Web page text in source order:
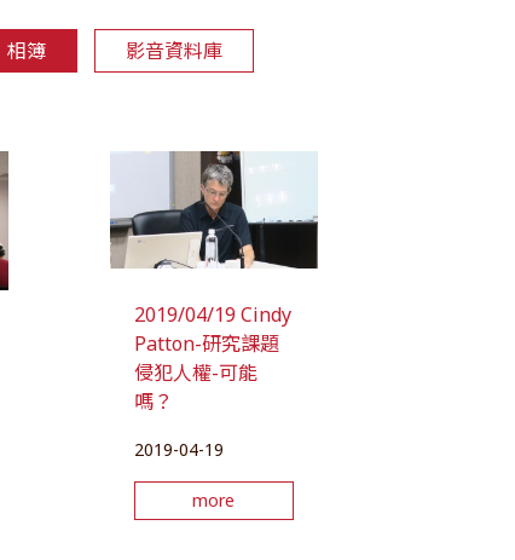
相簿 影音資料庫
2019/04/19 Cindy
Patton-研究課題
侵犯人權-可能
嗎？
2019-04-19
more